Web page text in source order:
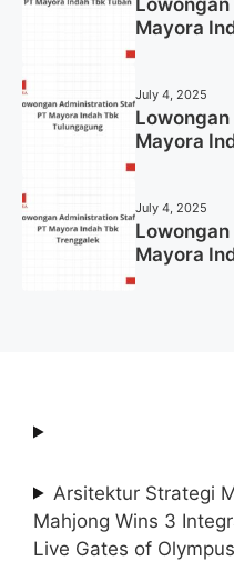
Mayora
July 4, 2025
Mayora
July 4, 2025
Mayora
Arsitektur Strategi
Mahjong Wins 3
Live Gates of Olympus